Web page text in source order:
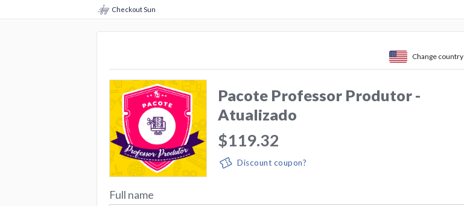
Checkout Sun
Change country
Pacote Professor Produtor -
Atualizado
$119.32
Discount coupon?
Full name